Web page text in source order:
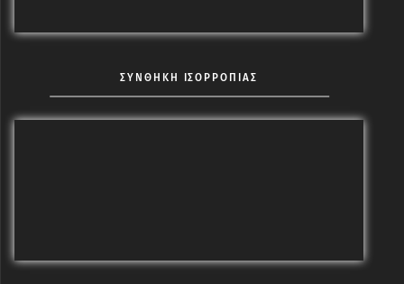
ΣΥΝΘΗΚΗ ΙΣΟΡΡΟΠΙΑΣ